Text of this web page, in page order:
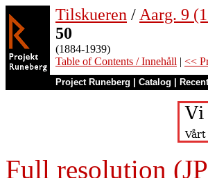
Tilskueren / Aarg. 9
50
(1884-1939)
Table of Contents / Innehåll | <<
Project Runeberg Catalog
Full resolution